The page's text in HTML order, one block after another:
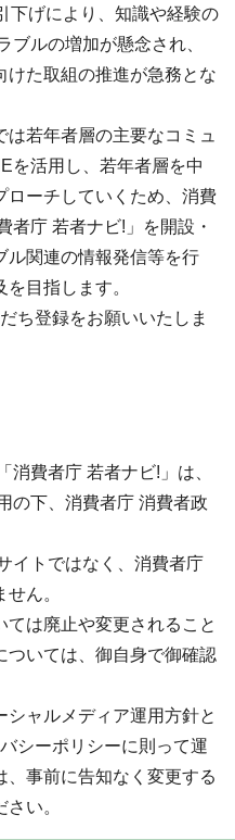
下げにより、知識や経験の
ブルの増加が懸念され、
けた取組の推進が急務とな
は若年者層の主要なコミュ
を活用し、若年者層を中
ローチしていくため、消費
者庁 若者ナビ!」を開設・
ル関連の情報発信等を行
目指します。
ち登録をお願いいたしま
費者庁 若者ナビ!」は、
の下、消費者庁 消費者政
イトではなく、消費者庁
ん。
ては廃止や変更されること
ついては、御自身で御確認
ャルメディア運用方針と
シーポリシーに則って運
事前に告知なく変更する
い。